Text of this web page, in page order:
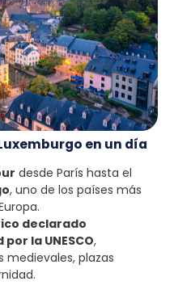
en un día
desde París hasta el
, uno de los países más
declarado
la UNESCO,
plazas